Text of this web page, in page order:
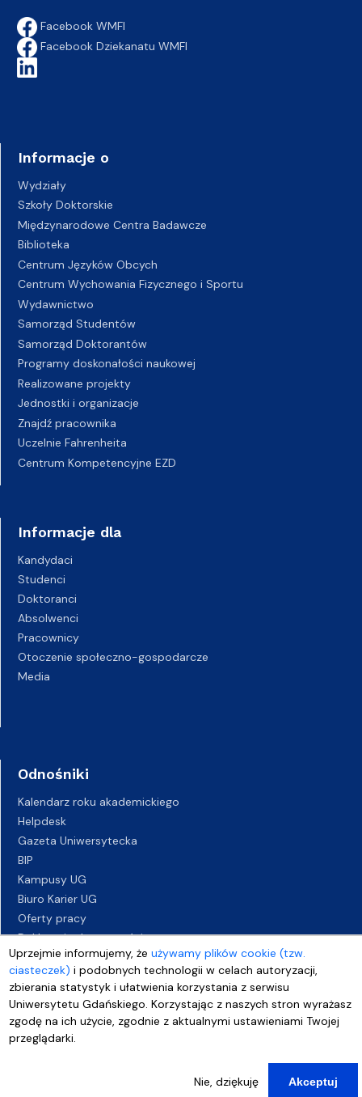
Uprzejmie informujemy, żeużywamy plików cookie (tzw.
ciasteczek) i podobnych technologii w celach autoryzacji,
zbierania statystyk i ułatwienia korzystania z serwisu
Uniwersytetu Gdańskiego. Korzystając z naszych stron wyrażasz
zgodę na ich użycie, zgodnie z aktualnymi ustawieniami Twojej
przeglądarki.
Nie, dziękuję Akceptuj
Facebook WMFI
Facebook Dziekanatu WMFI
Informacje o
Wydziały
Szkoły Doktorskie
Międzynarodowe Centra Badawcze
Biblioteka
Centrum Języków Obcych
Centrum Wychowania Fizycznego i Sportu
Wydawnictwo
Samorząd Studentów
Samorząd Doktorantów
Programy doskonałości naukowej
Realizowane projekty
Jednostki i organizacje
Znajdź pracownika
Uczelnie Fahrenheita
Centrum Kompetencyjne EZD
Informacje dla
Kandydaci
Studenci
Doktoranci
Absolwenci
Pracownicy
Otoczenie społeczno-gospodarcze
Media
Odnośniki
Kalendarz roku akademickiego
Helpdesk
Gazeta Uniwersytecka
BIP
Kampusy UG
Biuro Karier UG
Oferty pracy
Deklaracja dostępności